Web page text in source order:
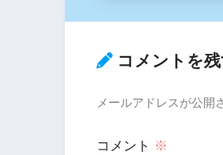
コメントを
メールアドレスが公開
コメント ※